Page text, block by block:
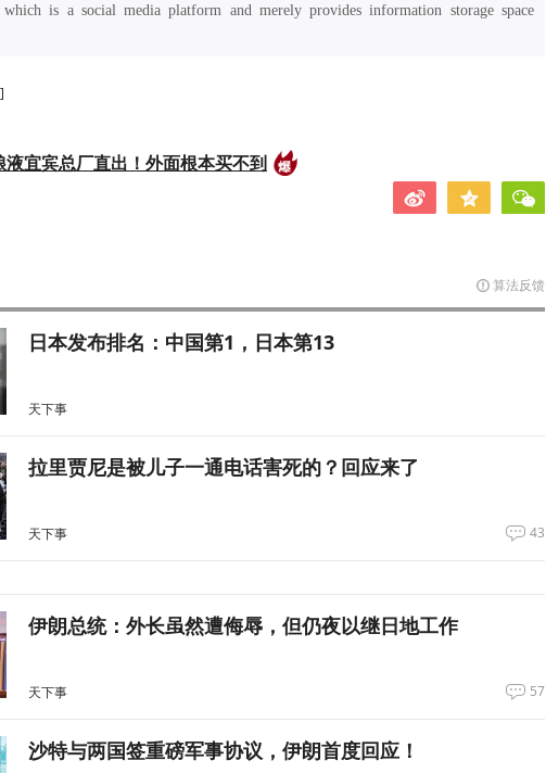
is a social media platform and merely provides information storage space
宜宾总厂直出！外面根本买不到
算法反馈
日本发布排名：中国第1，日本第13
天下事
拉里贾尼是被儿子一通电话害死的？回应来了
天下事 43
伊朗总统：外长虽然遭侮辱，但仍夜以继日地工作
天下事 57
沙特与两国签重磅军事协议，伊朗首度回应！